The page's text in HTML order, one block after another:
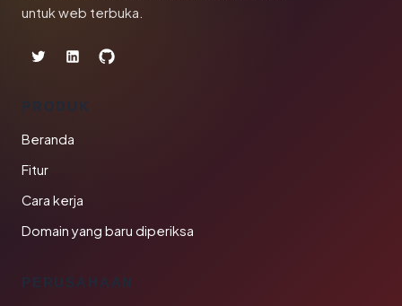
untuk web terbuka.
PRODUK
Beranda
Fitur
Cara kerja
Domain yang baru diperiksa
PERUSAHAAN